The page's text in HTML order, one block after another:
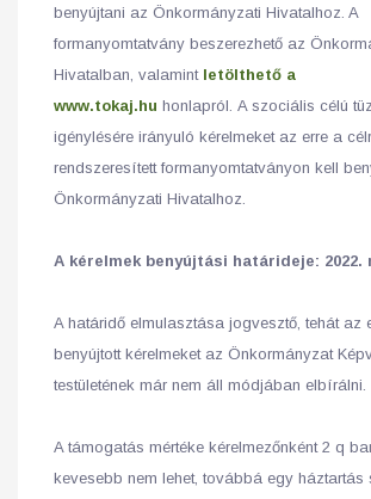
benyújtani az Önkormányzati Hivatalhoz. A
formanyomtatvány beszerezhető az
Hivatalban, valamint letölthető a
www.tokaj.hu honlapról. A szociális célú
igénylésére irányuló kérelmeket az erre a
rendszeresített formanyomtatványon kell
Önkormányzati Hivatalhoz.
A kérelmek benyújtási határideje: 2022.
A határidő elmulasztása jogvesztő, tehát az
benyújtott kérelmeket az Önkormányzat
testületének már nem áll módjában elbírálni.
A támogatás mértéke kérelmezőnként 2 q
kevesebb nem lehet, továbbá egy háztartás